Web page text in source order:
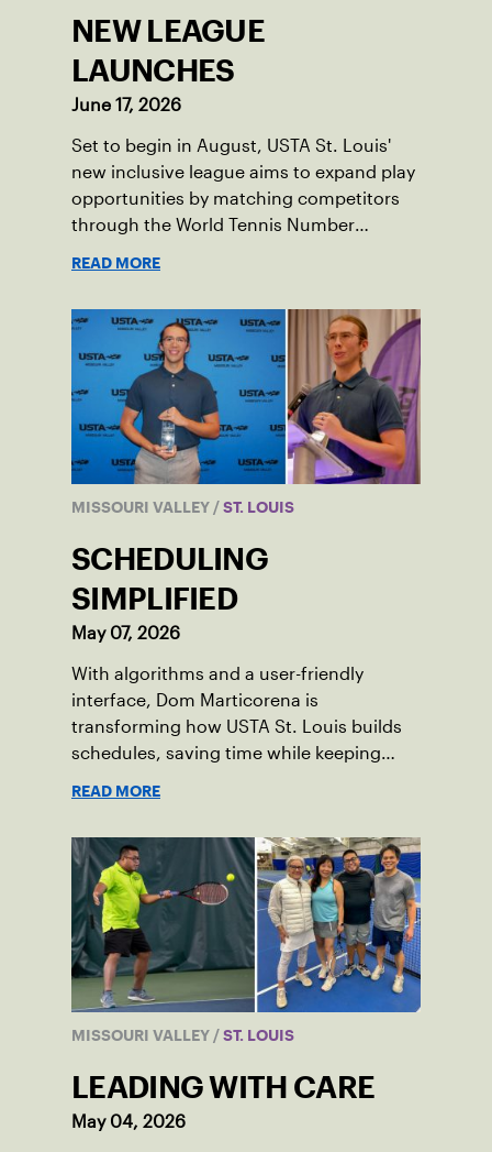
NEW LEAGUE
LAUNCHES
June 17, 2026
Set to begin in August, USTA St. Louis'
new inclusive league aims to expand play
opportunities by matching competitors
through the World Tennis Number
READ MORE
MISSOURI VALLEY / ST. LOUIS
SCHEDULING
SIMPLIFIED
May 07, 2026
With algorithms and a user-friendly
interface, Dom Marticorena is
transforming how USTA St. Louis builds
schedules, saving time while keeping
READ MORE
MISSOURI VALLEY / ST. LOUIS
LEADING WITH CARE
May 04, 2026